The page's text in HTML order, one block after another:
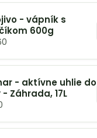
- vápník s
600g
- aktívne uhlie do
Záhrada, 17L